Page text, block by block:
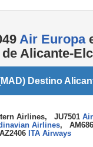
Air Europa
Alicante-
Destino
Airlines, JU7501
Airlines,
ITA Airways